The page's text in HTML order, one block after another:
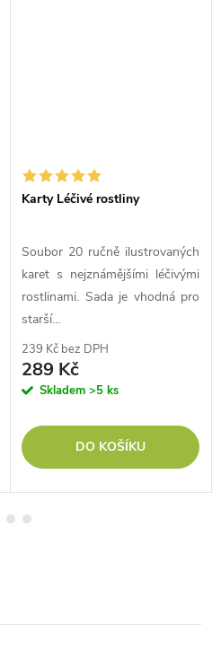
Karty Léčivé rostliny
Soubor 20 ručně ilustrovaných
karet s nejznámějšími léčivými
rostlinami. Sada je vhodná pro
starší…
239 Kč bez DPH
289 Kč
Skladem >5 ks
DO KOŠÍKU